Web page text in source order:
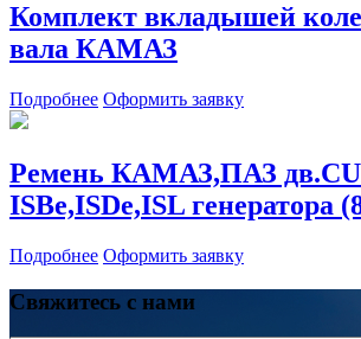
Комплект вкладышей
вала КАМАЗ
Подробнее Оформить заявку
Ремень КАМАЗ,ПАЗ
ISBe,ISDe,ISL генератора
Подробнее Оформить заявку
Свяжитесь с нами